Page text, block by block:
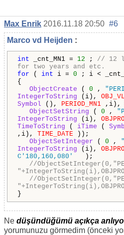
Max Enrik 2016.11.18 20:50 #6
Marco vd Heijden :
int _cnt_MN1 = 12 ; // 12
for two years and etc.
for ( int i = 0 ; i <
{
ObjectCreate ( 0 ,
IntegerToString (i),
Symbol (), PERIOD_MN1 ,i),
ObjectSetString ( 0 ,
IntegerToString (i),
TimeToString ( iTime (
,i), TIME_DATE ));
ObjectSetInteger ( 0 ,
IntegerToString (i),
C'180,160,080'
);
//
//
}
Ne düşündüğümü açıkça
yorumunuzu görmedim (önceki